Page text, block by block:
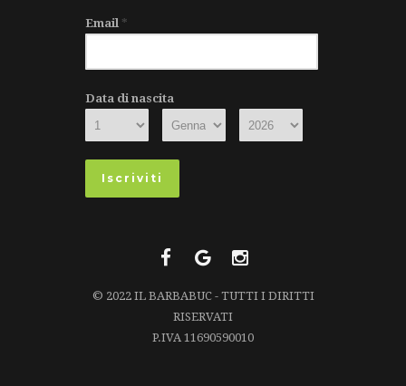
Email *
Data di nascita
© 2022 IL BARBABUC - TUTTI I DIRITTI
RISERVATI
P.IVA 11690590010